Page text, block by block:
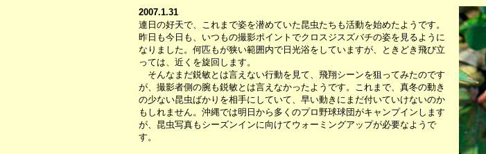
2007.1.31
連日の好天で、これまで姿を潜めていた昆虫たちも活動を始めたようです。
昨日も今日も、いつもの撮影ポイントでクロスジスズバチの姿を見るように
なりました。何匹もが狭い範囲内で日光浴をしていますが、ときどき飛び立
っては、近くを旋回します。
そんなまだ鋭敏とは言えない行動を見て、飛翔シーンを狙ってみたのです
が、撮影者側の腕も鋭敏とは言えなかったようです。これまで、真冬の動き
の少ない昆虫ばかりを相手にしていて、早い動きにまだ付いていけないのか
もしれません。沖縄では明日から多くのプロ野球球団がキャンプインします
が、昆虫写真もシーズンインに向けてウォーミングアップが必要なようで
す。